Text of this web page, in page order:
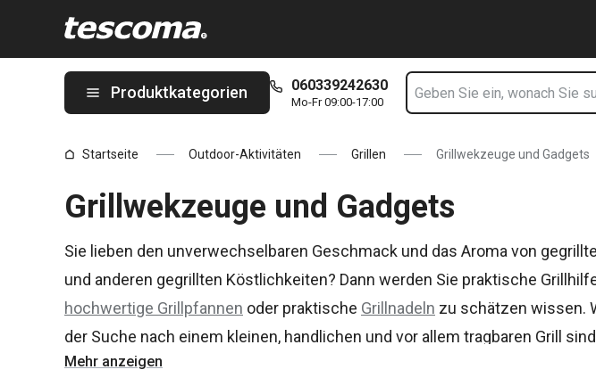
Produktkategorien 060339242630
Mo-Fr 09:00-17:00
Startseite Outdoor-Aktivitäten Grillen Grillwekzeuge und Gadgets
Grillwekzeuge und Gadgets
Sie lieben den unverwechselbaren Geschmack und das Aroma von
und anderen gegrillten Köstlichkeiten? Dann werden Sie praktische
hochwertige Grillpfannen oder praktische Grillnadeln zu schätzen wissen.
der Suche nach einem kleinen, handlichen und vor allem tragbaren Grill
Ihnen auch das gerne an - lernen Sie den
Mehr anzeigen